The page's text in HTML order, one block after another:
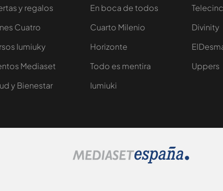
y regalos
Cuatro
Iumiuky
Mediaset
y Bienestar
En boca de todos
Cuarto Milenio
Horizonte
Todo es mentira
Iumiuki
Divinity
Uppers